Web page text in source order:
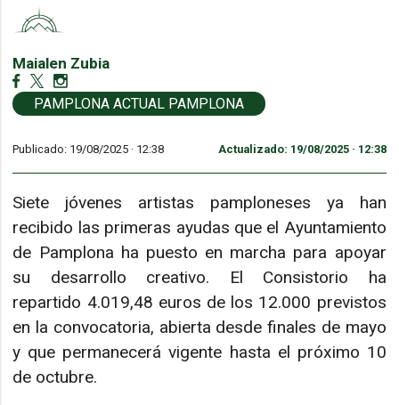
Maialen Zubia
PAMPLONA ACTUAL PAMPLONA
Publicado: 19/08/2025 · 12:38 Actualizado: 19/08/2025 · 12:38
Siete jóvenes artistas pamploneses ya han
recibido las primeras ayudas que el Ayuntamiento
de Pamplona ha puesto en marcha para apoyar
su desarrollo creativo. El Consistorio ha
repartido 4.019,48 euros de los 12.000 previstos
en la convocatoria, abierta desde finales de mayo
y que permanecerá vigente hasta el próximo 10
de octubre.